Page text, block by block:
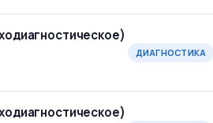
ДИАГНОСТИКА